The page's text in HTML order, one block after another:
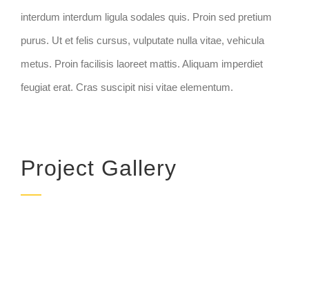
interdum interdum ligula sodales quis. Proin sed pretium
purus. Ut et felis cursus, vulputate nulla vitae, vehicula
metus. Proin facilisis laoreet mattis. Aliquam imperdiet
feugiat erat. Cras suscipit nisi vitae elementum.
Project Gallery